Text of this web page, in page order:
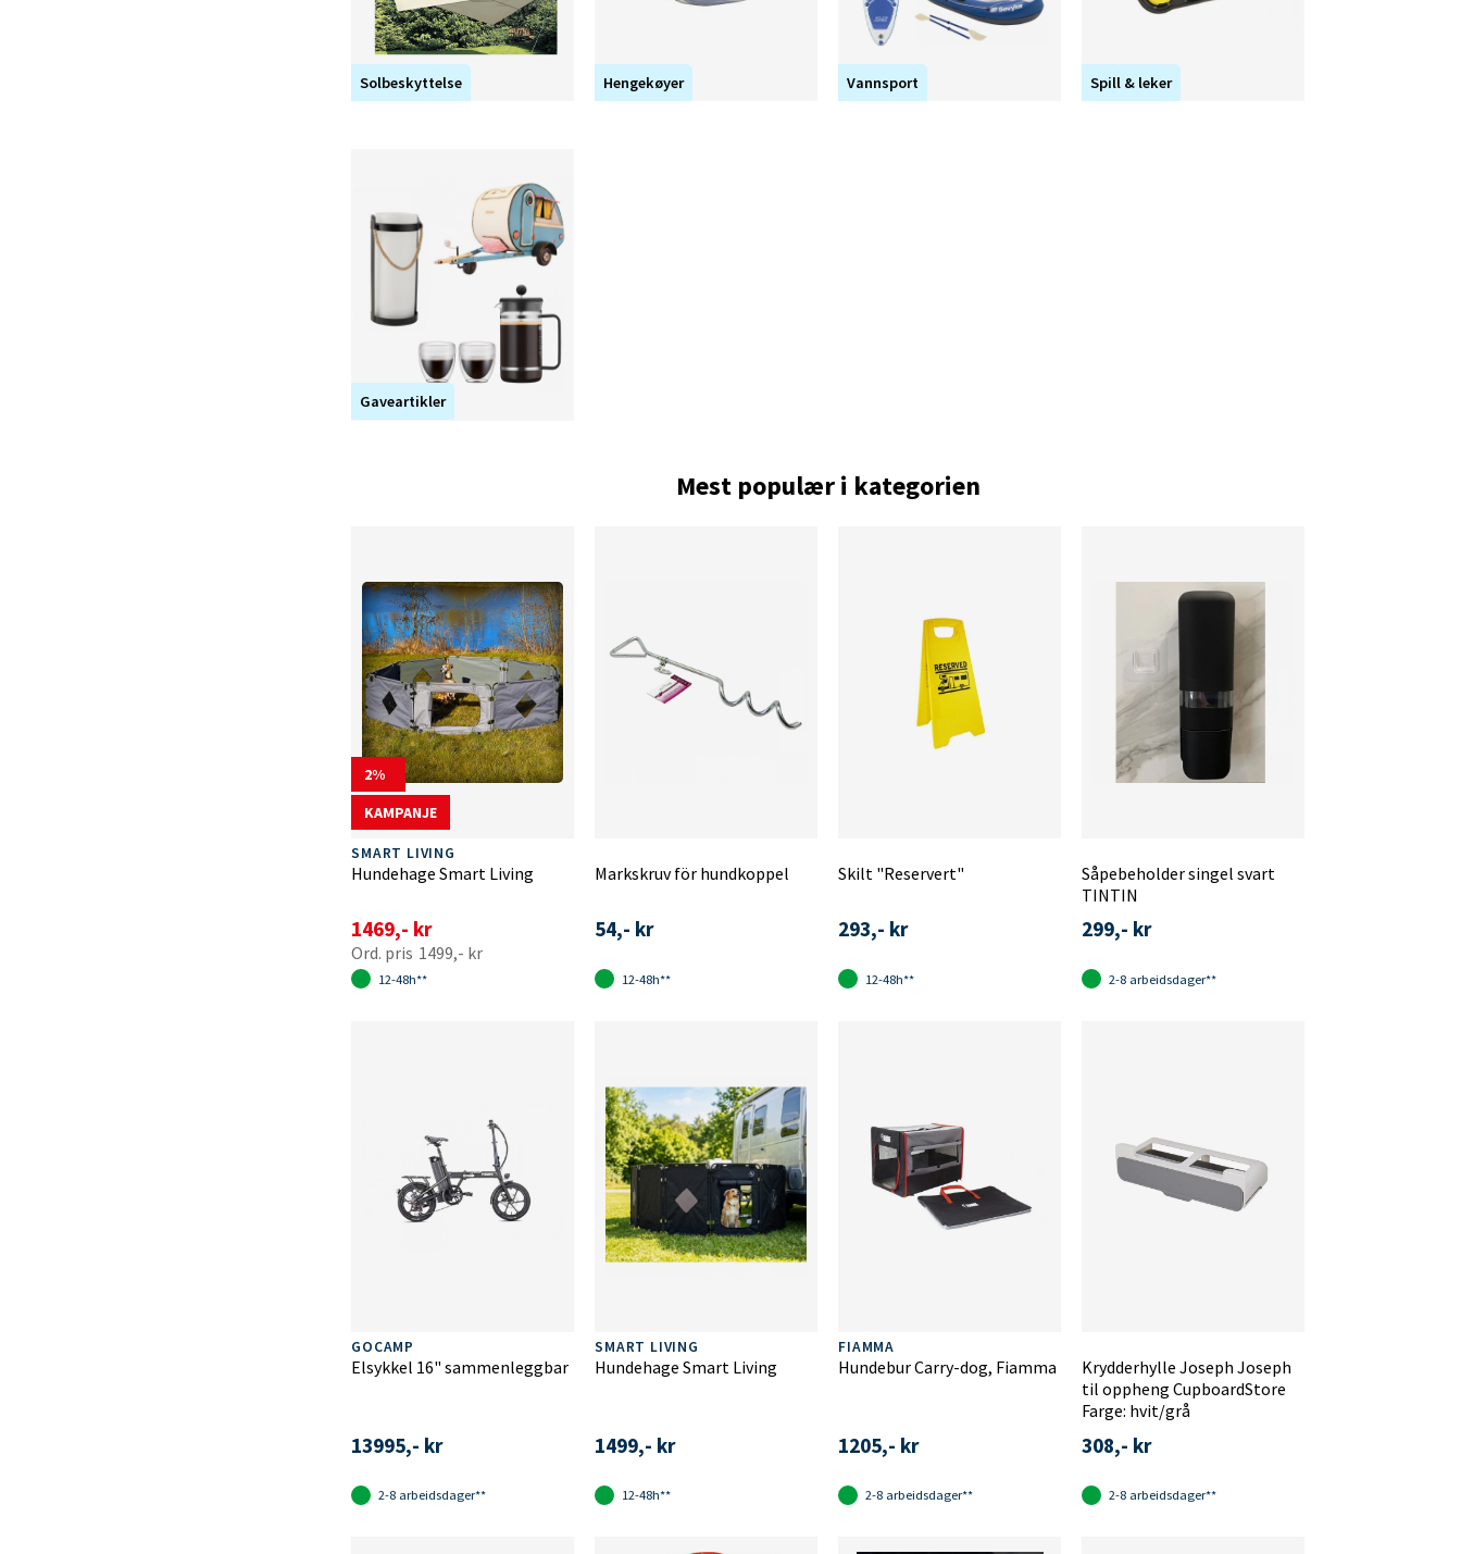
Solbeskyttelse Hengekøyer Vannsport Spill & leker
Gaveartikler
Mest populær i kategorien
2
KAMPANJE
SMART LIVING
Hundehage Smart Living
1469,- kr
1499,- kr
12-48h**
Markskruv för hundkoppel
54,- kr
12-48h**
Skilt "Reservert"
293,- kr
12-48h**
Såpebeholder singel svart
TINTIN
299,- kr
2-8 arbeidsdager**
GOCAMP
Elsykkel 16" sammenleggbar
13995,- kr
2-8 arbeidsdager**
SMART LIVING
Hundehage Smart Living
1499,- kr
12-48h**
FIAMMA
Hundebur Carry-dog, Fiamma
1205,- kr
2-8 arbeidsdager**
Krydderhylle Joseph Joseph
til oppheng CupboardStore
Farge: hvit/grå
308,- kr
2-8 arbeidsdager**